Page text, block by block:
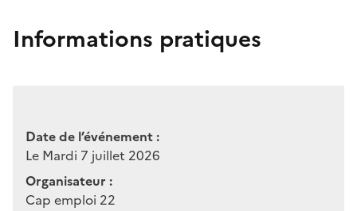
Informations pratiques
Date de l’événement :
Le Mardi 7 juillet 2026
Organisateur :
Cap emploi 22